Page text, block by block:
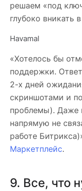
решаем «под
глубоко вникать
Havamal
«Хотелось бы
поддержки.
2-х дней
скриншотами и
проблемы). Даже
напрямую не
работе
Маркетплейс.
9. Все, что